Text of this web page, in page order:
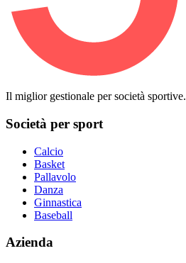
Il miglior gestionale per società sportive.
Società per sport
Calcio
Basket
Pallavolo
Danza
Ginnastica
Baseball
Azienda